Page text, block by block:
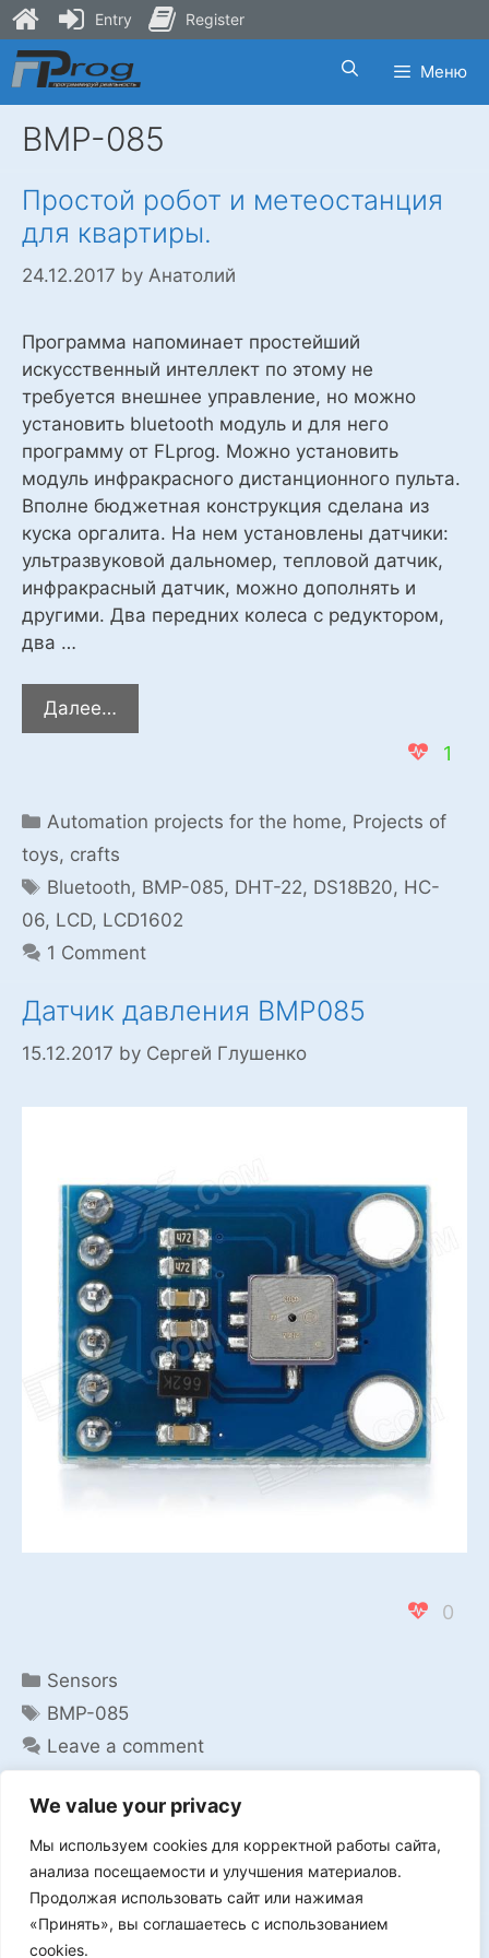
We value your privacy
Мы используем cookies для корректной работы сайта,
анализа посещаемости и улучшения материалов.
Продолжая использовать сайт или нажимая
«Принять», вы соглашаетесь с использованием
cookies.
Skip
to
content
Меню
BMP-085
Простой робот и метеостанция
для квартиры.
24.12.2017 by Анатолий
Программа напоминает простейший
искусственный интеллект по этому не
требуется внешнее управление, но можно
установить bluetooth модуль и для него
программу от FLprog. Можно установить
модуль инфракрасного дистанционного пульта.
Вполне бюджетная конструкция сделана из
куска оргалита. На нем установлены датчики:
ультразвуковой дальномер, тепловой датчик,
инфракрасный датчик, можно дополнять и
другими. Два передних колеса с редуктором,
два …
Далее…
робот
для
1
Categories
Automation projects for the home, Projects of
toys, crafts
Tags
Bluetooth, BMP-085, DHT-22, DS18B20, HC-
06, LCD, LCD1602
1 Comment
Датчик давления BMP085
15.12.2017 by Сергей Глушенко
0
Categories
Sensors
Tags
BMP-085
Leave a comment
Мы в VK
Entry Register